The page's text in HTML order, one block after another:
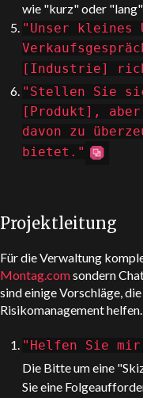
wie "kurz" oder "lang"
"Unser kleines
[Industrie]
"Stellen Sie
[Produkt], aber
davon zu
bietet."
Projektleitung
Für die Verwaltung
Montag.comsondern
sind einige Vorschläge,
Risikomanagement helfen.
"Helfen Sie
Die Bitte um eine
Sie eine